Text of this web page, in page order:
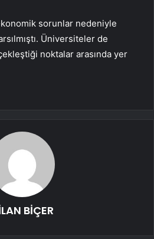
sorunlar nedeniyle
Üniversiteler de
noktalar arasında yer
BİÇER